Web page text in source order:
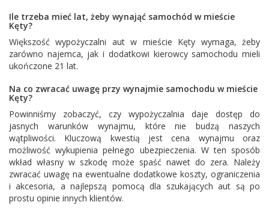
Ile trzeba mieć lat, żeby wynająć samochód w mieście
Kęty?
Większość wypożyczalni aut w mieście Kęty wymaga, żeby
zarówno najemca, jak i dodatkowi kierowcy samochodu mieli
ukończone 21 lat.
Na co zwracać uwagę przy wynajmie samochodu w mieście
Kęty?
Powinniśmy zobaczyć, czy wypożyczalnia daje dostęp do
jasnych warunków wynajmu, które nie budzą naszych
wątpliwości. Kluczową kwestią jest cena wynajmu oraz
możliwość wykupienia pełnego ubezpieczenia. W ten sposób
wkład własny w szkodę może spaść nawet do zera. Należy
zwracać uwagę na ewentualne dodatkowe koszty, ograniczenia
i akcesoria, a najlepszą pomocą dla szukających aut są po
prostu opinie innych klientów.